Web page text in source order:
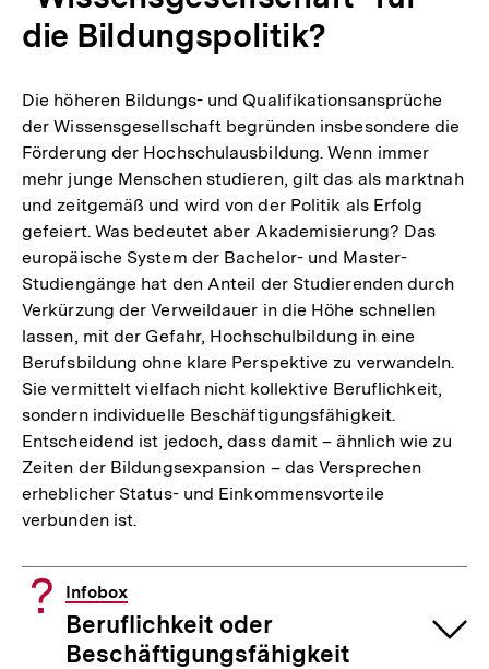
die Bildungspolitik?
Die höheren Bildungs- und Qualifikationsansprüche
der Wissensgesellschaft begründen insbesondere die
Förderung der Hochschulausbildung. Wenn immer
mehr junge Menschen studieren, gilt das als marktnah
und zeitgemäß und wird von der Politik als Erfolg
gefeiert. Was bedeutet aber Akademisierung? Das
europäische System der Bachelor- und Master-
Studiengänge hat den Anteil der Studierenden durch
Verkürzung der Verweildauer in die Höhe schnellen
lassen, mit der Gefahr, Hochschulbildung in eine
Berufsbildung ohne klare Perspektive zu verwandeln.
Sie vermittelt vielfach nicht kollektive Beruflichkeit,
sondern individuelle Beschäftigungsfähigkeit.
Entscheidend ist jedoch, dass damit – ähnlich wie zu
Zeiten der Bildungsexpansion – das Versprechen
erheblicher Status- und Einkommensvorteile
verbunden ist.
Infobox
Beruflichkeit oder
Beschäftigungsfähigkeit